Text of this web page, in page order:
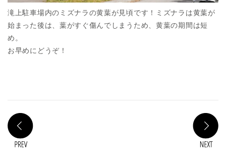
滝上駐車場内のミズナラの黄葉が見頃です！ミズナラは黄葉が
始まった後は、葉がすぐ傷んでしまうため、黄葉の期間は短
め。
お早めにどうぞ！